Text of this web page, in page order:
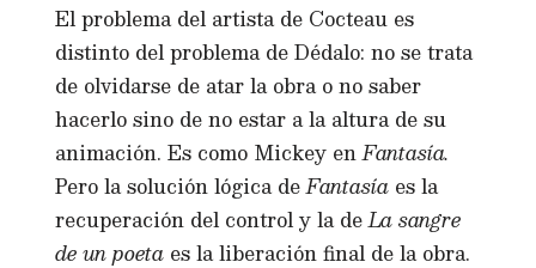
El problema del artista de Cocteau es
distinto del problema de Dédalo: no se trata
de olvidarse de atar la obra o no saber
hacerlo sino de no estar a la altura de su
animación. Es como Mickey enFantasía.
Pero la solución lógica deFantasía es la
recuperación del control y la deLa sangre
de un poeta es la liberación final de la obra.